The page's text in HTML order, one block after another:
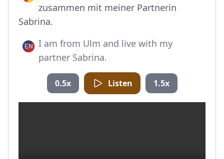
zusammen mit meiner Partnerin
Sabrina.
I am from Ulm and live with my
partner Sabrina.
0.5x Listen 1.5x